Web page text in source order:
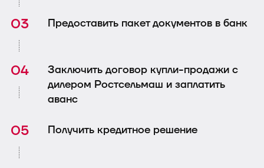
Предоставить пакет документов в банк
Заключить договор купли-продажи с
дилером Ростсельмаш и заплатить
аванс
Получить кредитное решение